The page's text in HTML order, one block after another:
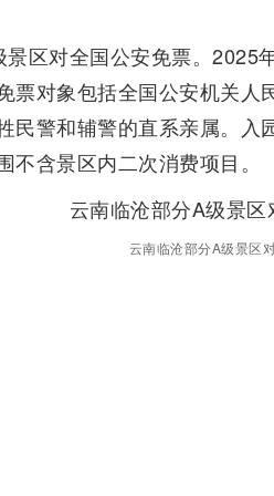
景区对全国公安免票。2025
票对象包括全国公安机关
民警和辅警的直系亲属。
含景区内二次消费项目。
云南临沧部分A级景区